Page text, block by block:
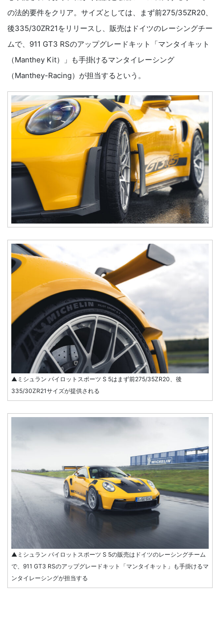
の法的要件をクリア。サイズとしては、まず前275/35ZR20、
後335/30ZR21をリリースし、販売はドイツのレーシングチー
ムで、911 GT3 RSのアップグレードキット「マンタイキット
（Manthey Kit）」も手掛けるマンタイレーシング
（Manthey-Racing）が担当するという。
▲ミシュラン パイロットスポーツ S 5はまず前275/35ZR20、後
335/30ZR21サイズが提供される
▲ミシュラン パイロットスポーツ S 5の販売はドイツのレーシングチーム
で、911 GT3 RSのアップグレードキット「マンタイキット」も手掛けるマ
ンタイレーシングが担当する